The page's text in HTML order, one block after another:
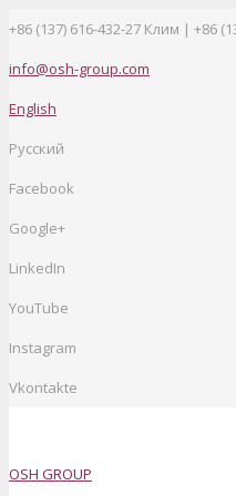
+86 (137) 616-432-27 Клим | +86
info@osh-group.com
English
Русский
Facebook
Google+
LinkedIn
YouTube
Instagram
Vkontakte
OSH GROUP